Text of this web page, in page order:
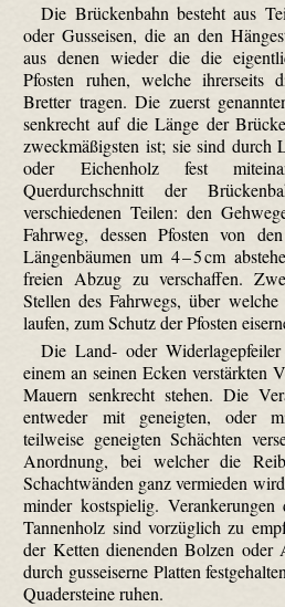
Die Brückenbahn besteht aus
oder Gusseisen, die an den
aus denen wieder die die
Pfosten ruhen, welche ihrerseits
Bretter tragen. Die zuerst
senkrecht auf die Länge der
zweckmäßigsten ist; sie sind durch
oder Eichenholz fest
Querdurchschnitt der
verschiedenen Teilen: den
Fahrweg, dessen Pfosten von
Längenbäumen um 4 – 5 cm
freien Abzug zu verschaffen.
Stellen des Fahrwegs, über
laufen, zum Schutz der Pfosten
Die Land- oder
einem an seinen Ecken verstärkten
Mauern senkrecht stehen. Die
entweder mit geneigten, oder
teilweise geneigten Schächten
Anordnung, bei welcher die
Schachtwänden ganz vermieden
minder kostspielig. Verankerungen
Tannenholz sind vorzüglich zu
der Ketten dienenden Bolzen oder
durch gusseiserne Platten
Quadersteine ruhen.